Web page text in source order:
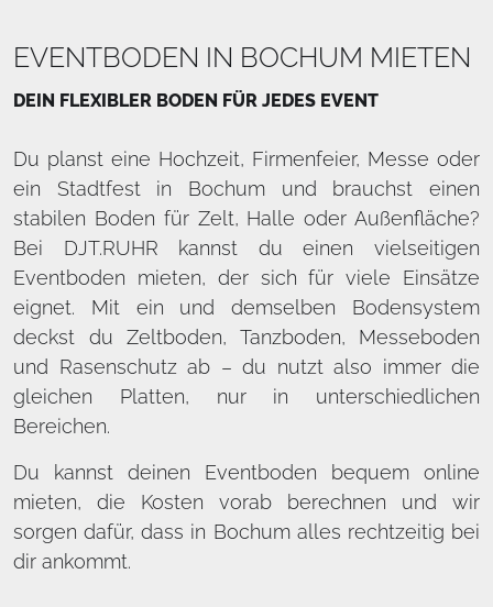
EVENTBODEN IN BOCHUM MIETEN
DEIN FLEXIBLER BODEN FÜR JEDES EVENT
Du planst eine Hochzeit, Firmenfeier, Messe oder
ein Stadtfest in Bochum und brauchst einen
stabilen Boden für Zelt, Halle oder Außenfläche?
Bei DJT.RUHR kannst du einen vielseitigen
Eventboden mieten, der sich für viele Einsätze
eignet. Mit ein und demselben Bodensystem
deckst du Zeltboden, Tanzboden, Messeboden
und Rasenschutz ab – du nutzt also immer die
gleichen Platten, nur in unterschiedlichen
Bereichen.
Du kannst deinen Eventboden bequem online
mieten, die Kosten vorab berechnen und wir
sorgen dafür, dass in Bochum alles rechtzeitig bei
dir ankommt.